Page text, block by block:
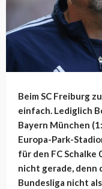
Beim SC Freiburg
einfach. Lediglich
Bayern München
Europa-Park-
für den FC Schalke
nicht gerade, denn
Bundesliga nicht